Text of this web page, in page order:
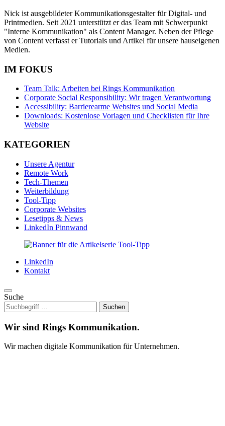
Nick ist ausgebildeter Kommunikationsgestalter für Digital- und
Printmedien. Seit 2021 unterstützt er das Team mit Schwerpunkt
"Interne Kommunikation" als Content Manager. Neben der Pflege
von Content verfasst er Tutorials und Artikel für unsere hauseigenen
Medien.
IM FOKUS
Team Talk: Arbeiten bei Rings Kommunikation
Corporate Social Responsibility: Wir tragen Verantwortung
Accessibility: Barrierearme Websites und Social Media
Downloads: Kostenlose Vorlagen und Checklisten für Ihre
Website
KATEGORIEN
Unsere Agentur
Remote Work
Tech-Themen
Weiterbildung
Tool-Tipp
Corporate Websites
Lesetipps & News
LinkedIn Pinnwand
LinkedIn
Kontakt
Suche
Wir sind Rings Kommunikation.
Wir machen digitale Kommunikation für Unternehmen.